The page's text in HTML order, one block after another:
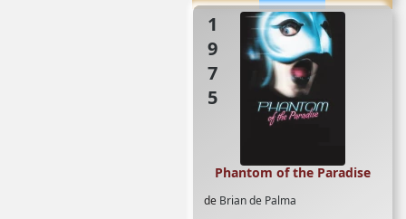
1975
de Brian de Palma
Phantom of the Paradise